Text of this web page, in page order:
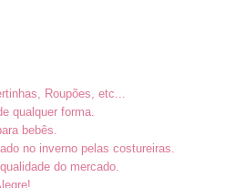
Roupões, etc...
qualquer forma.
bebês.
no inverno pelas costureiras.
do mercado.